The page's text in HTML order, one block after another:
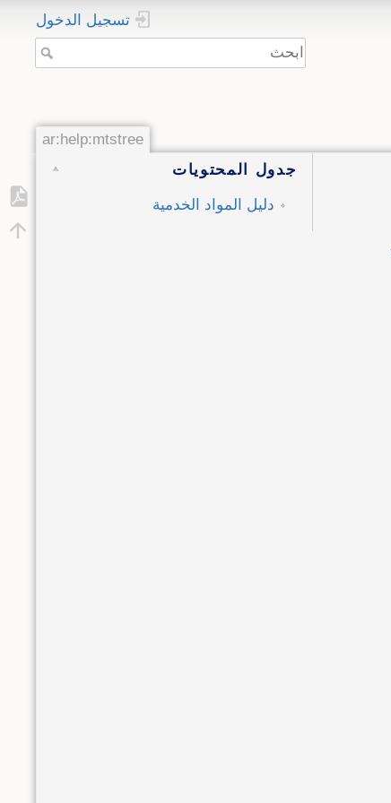
تسجيل الدخول
ar:help:mtstree
جدول المحتويات
دليل المواد الخدمية